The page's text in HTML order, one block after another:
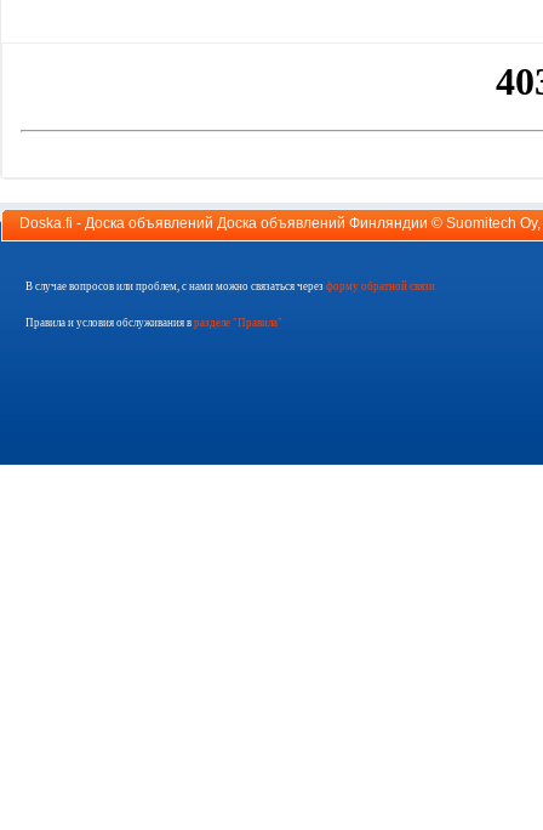
Doska.fi - Доска объявлений Доска объявлений Финляндии © Suomitech Oy
В случае вопросов или проблем, с нами можно связаться через форму обратной связи
Правила и условия обслуживания в разделе "Правила"